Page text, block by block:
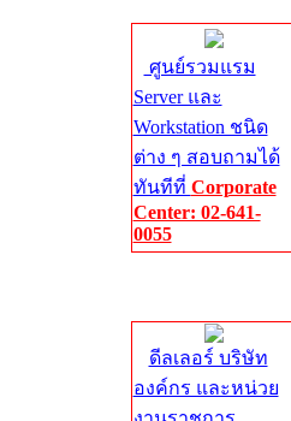
ศูนย์รวมแรม
Server และ
Workstation ชนิด
ต่าง ๆ สอบถามได้
ทันทีที่ Corporate
Center: 02-641-
0055
ดีลเลอร์ บริษัท
องค์กร และหน่วย